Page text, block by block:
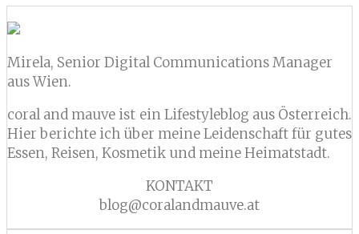
Mirela, Senior Digital Communications Manager
aus Wien.
coral and mauve ist ein Lifestyleblog aus Österreich.
Hier berichte ich über meine Leidenschaft für gutes
Essen, Reisen, Kosmetik und meine Heimatstadt.
KONTAKT
blog@coralandmauve.at